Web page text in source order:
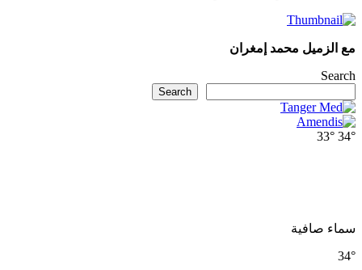
مع الزميل محمد إمغران
Search
Search
34°
33°
سماء صافية
34°